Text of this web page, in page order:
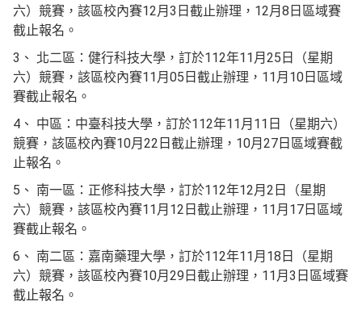
六）競賽，該區校內賽12月3日截止辦理，12月8日區域賽
截止報名。
3、 北二區：健行科技大學，訂於112年11月25日（星期
六）競賽，該區校內賽11月05日截止辦理，11月10日區域
賽截止報名。
4、 中區：中臺科技大學，訂於112年11月11日（星期六）
競賽，該區校內賽10月22日截止辦理，10月27日區域賽截
止報名。
5、 南一區：正修科技大學，訂於112年12月2日（星期
六）競賽，該區校內賽11月12日截止辦理，11月17日區域
賽截止報名。
6、 南二區：嘉南藥理大學，訂於112年11月18日（星期
六）競賽，該區校內賽10月29日截止辦理，11月3日區域賽
截止報名。